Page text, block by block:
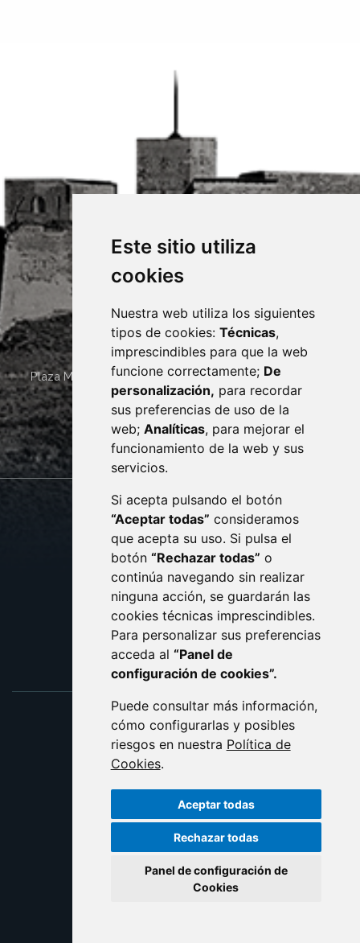
Este sitio utiliza
cookies
Nuestra web utiliza los siguientes
tipos de cookies: Técnicas,
imprescindibles para que la web
funcione correctamente; De
personalización, para recordar
sus preferencias de uso de la
web; Analíticas, para mejorar el
funcionamiento de la web y sus
servicios.
Si acepta pulsando el botón
“Aceptar todas” consideramos
que acepta su uso. Si pulsa el
botón “Rechazar todas” o
continúa navegando sin realizar
ninguna acción, se guardarán las
cookies técnicas imprescindibles.
Para personalizar sus preferencias
acceda al “Panel de
configuración de cookies”.
Puede consultar más información,
cómo configurarlas y posibles
riesgos en nuestra Política de
Cookies.
Aceptar todas
Rechazar todas
Panel de configuración de
Cookies
Plaza Mayor 4 22400 MONZÓN - ARAGÓN (ESPAÑA)
· (34) 974 400 700 ·
sac@monzon.es
monzon.es
CONTACTO
AVISO LEGAL
PROTECCIÓN DE DATOS
POLÍTICA DE COOKIES
ACCESIBILIDAD
ENLACE EXTERNO AL